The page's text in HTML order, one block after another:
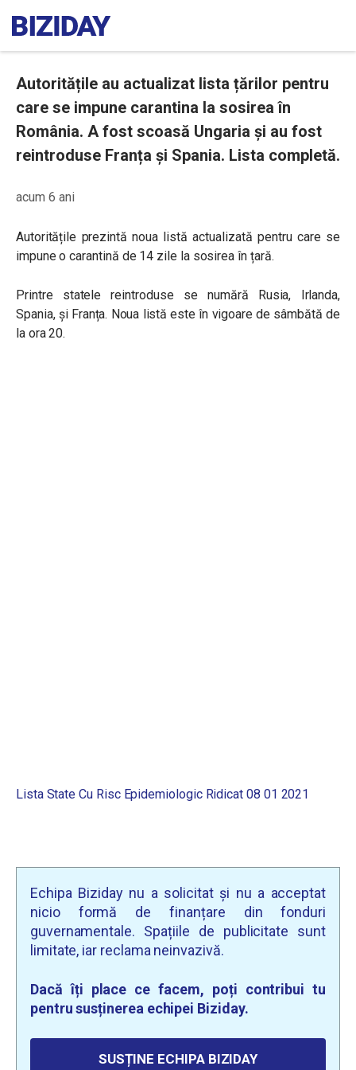
Autoritățile au actualizat lista țărilor pentru
care se impune carantina la sosirea în
România. A fost scoasă Ungaria și au fost
reintroduse Franța și Spania. Lista completă.
acum 6 ani
Autoritățile prezintă noua listă actualizată pentru care se
impune o carantină de 14 zile la sosirea în țară.
Printre statele reintroduse se numără Rusia, Irlanda,
Spania, și Franța. Noua listă este în vigoare de sâmbătă de
la ora 20.
Lista State Cu Risc Epidemiologic Ridicat 08 01 2021
Echipa Biziday nu a solicitat și nu a acceptat
nicio formă de finanțare din fonduri
guvernamentale. Spațiile de publicitate sunt
limitate, iar reclama neinvazivă.
Dacă îți place ce facem, poți contribui tu
pentru susținerea echipei Biziday.
SUSȚINE ECHIPA BIZIDAY